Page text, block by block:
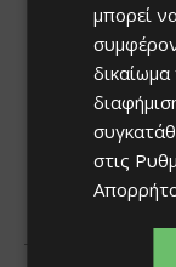
μπορεί
δικαίωμα
στις